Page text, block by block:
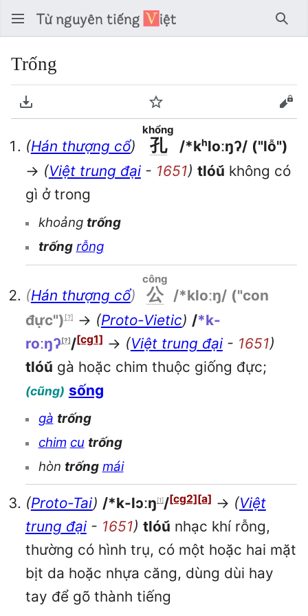
Tìm
Trống
Tải về PDF Theo dõi
(Hán thượng cổ) 孔
khổng
/*kʰloːŋʔ/ ("lỗ")
→ (Việt trung đại- 1651) tlóu᷃ không có
gì ở trong
khoảng trống
trống rỗng
(Hán thượng cổ) 公
công
/*kloːŋ/ ("con
đực")[?] → (Proto-Vietic) /*k-
roːŋʔ[?]/[cg1] → (Việt trung đại- 1651)
tlóu᷃ gà hoặc chim thuộc giống đực;
(cũng) sống
gà trống
chim cu trống
hòn trống mái
(Proto-Tai) /*k-lɔːŋ [1] /[cg2][a] → (Việt
trung đại- 1651) tlóu᷃ nhạc khí rỗng,
thường có hình trụ, có một hoặc hai mặt
bịt da hoặc nhựa căng, dùng dùi hay
tay để gõ thành tiếng